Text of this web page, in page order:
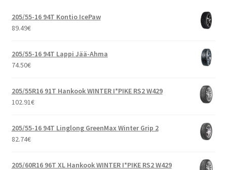
205/55-16 94T Kontio IcePaw
89.49€
205/55-16 94T Lappi Jää-Ahma
74.50€
205/55R16 91T Hankook WINTER I*PIKE RS2 W429
102.91€
205/55-16 94T Linglong GreenMax Winter Grip 2
82.74€
205/60R16 96T XL Hankook WINTER I*PIKE RS2 W429